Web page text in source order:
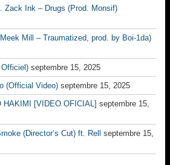
Zack Ink – Drugs (Prod. Monsif)
Mill – Traumatized, prod. by Boi-1da)
septembre 15, 2025
(Official Video) septembre 15, 2025
HAKIMI [VIDEO OFICIAL] septembre 15,
(Director’s Cut) ft. Rell
septembre 15,